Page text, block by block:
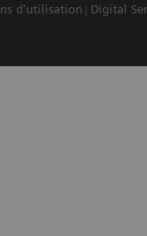
d'utilisation Digital